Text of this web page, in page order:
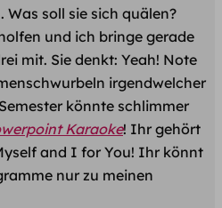
soll sie sich quälen?
und ich bringe gerade
mit. Sie denkt: Yeah! Note
irgendwelcher
könnte schlimmer
Karaoke! Ihr gehört
and I for You! Ihr könnt
nur zu meinen